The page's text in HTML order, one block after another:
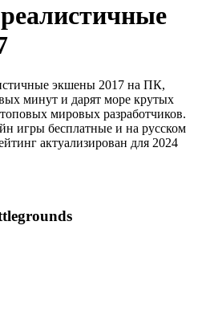
экшены 2017 на ПК,
минут и дарят море крутых
мировых разработчиков.
игры бесплатные и на русском
актуализирован для 2024